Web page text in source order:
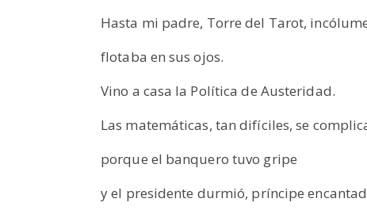
Hasta mi padre, Torre del Tarot,
flotaba en sus ojos.
Vino a casa la Política de Austeridad.
Las matemáticas, tan difíciles, se
porque el banquero tuvo gripe
y el presidente durmió, príncipe